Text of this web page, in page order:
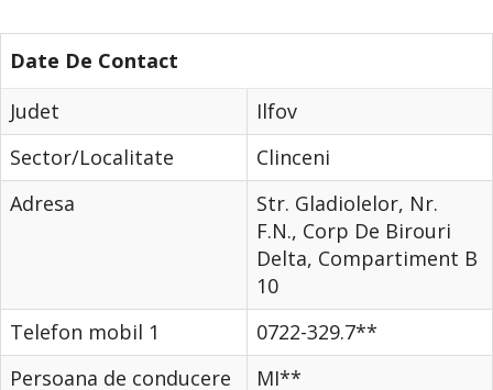
Date De Contact
Judet
Ilfov
Sector/Localitate
Clinceni
Adresa
Str. Gladiolelor, Nr.
F.N., Corp De Birouri
Delta, Compartiment B
10
Telefon mobil 1
0722-329.7**
Persoana de conducere
MI**